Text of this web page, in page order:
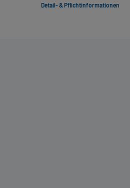
Detail- & Pflichtinformationen